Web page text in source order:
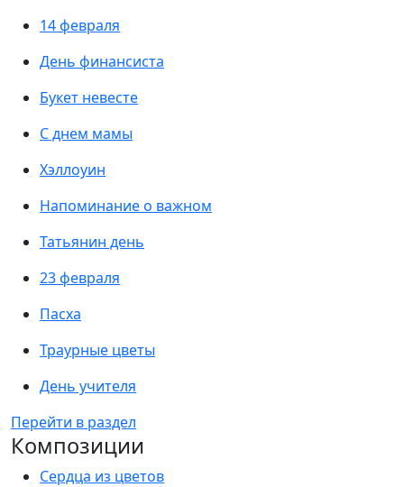
14 февраля
День финансиста
Букет невесте
С днем мамы
Хэллоуин
Напоминание о важном
Татьянин день
23 февраля
Пасха
Траурные цветы
День учителя
Перейти в раздел
Композиции
Сердца из цветов